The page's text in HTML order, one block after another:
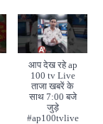
आप देख रहे ap
100 tv Live
ताजा खबरें के
साथ 7:00 बजे
जुड़े
#ap100tvlive